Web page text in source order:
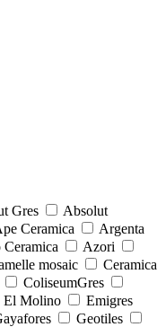
Gres
Absolut
Ceramica
Argenta
Azori
mosaic
Ceramica
ColiseumGres
El Molino
Emigres
Geotiles